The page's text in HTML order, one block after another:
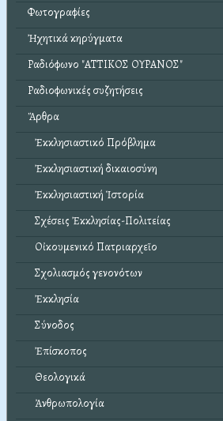
Φωτογραφίες
Ἠχητικά κηρύγματα
Ραδιόφωνο "ΑΤΤΙΚΟΣ ΟΥΡΑΝΟΣ"
Ραδιοφωνικές συζητήσεις
Ἄρθρα
Ἐκκλησιαστικό Πρόβλημα
Ἐκκλησιαστική δικαιοσύνη
Ἐκκλησιαστική Ἱστορία
Σχέσεις Ἐκκλησίας-Πολιτείας
Οἰκουμενικό Πατριαρχεῖο
Σχολιασμός γενονότων
Ἐκκλησία
Σύνοδος
Ἐπίσκοπος
Θεολογικά
Ἀνθρωπολογία